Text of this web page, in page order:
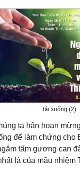
tải xuống (2)
ta hân hoan
để làm chứng
tấm gương can
là của mầu